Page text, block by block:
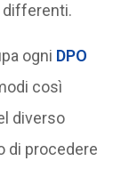
differenti.
ogni DPO
così
diverso
di procedere